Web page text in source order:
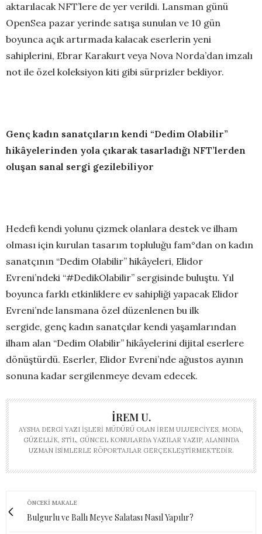
aktarılacak NFT’lere de yer verildi. Lansman günü
OpenSea pazar yerinde satışa sunulan ve 10 gün
boyunca açık artırmada kalacak eserlerin yeni
sahiplerini, Ebrar Karakurt veya Nova Norda’dan imzalı
not ile özel koleksiyon kiti gibi sürprizler bekliyor.
Genç kadın sanatçıların kendi “Dedim Olabilir”
hikâyelerinden yola çıkarak tasarladığı NFT’lerden
oluşan sanal sergi gezilebiliyor
Hedefi kendi yolunu çizmek olanlara destek ve ilham
olması için kurulan tasarım topluluğu fam°dan on kadın
sanatçının “Dedim Olabilir” hikâyeleri, Elidor
Evreni’ndeki “#DedikOlabilir” sergisinde buluştu. Yıl
boyunca farklı etkinliklere ev sahipliği yapacak Elidor
Evreni’nde lansmana özel düzenlenen bu ilk
sergide, genç kadın sanatçılar kendi yaşamlarından
ilham alan “Dedim Olabilir” hikâyelerini dijital eserlere
dönüştürdü. Eserler, Elidor Evreni’nde ağustos ayının
sonuna kadar sergilenmeye devam edecek.
İREM U.
AYSHA DERGI YAZI İŞLERI MÜDÜRÜ OLAN İREM ULUERCIYES, MODA,
GÜZELLIK, STIL, GÜNCEL KONULARDA YAZILAR YAZIP, ALANINDA
UZMAN ISIMLERLE RÖPORTAJLAR GERÇEKLEŞTIRMEKTEDIR.
ÖNCEKI MAKALE
Bulgurlu ve Ballı Meyve Salatası Nasıl Yapılır?